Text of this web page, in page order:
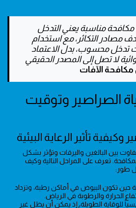
مكافحة مناسبة يعني التدخل
مصادر التكاثر، مع استخدام
تدخل محسوب، بدل الاعتماد
لا تصل إلى المصدر الحقيقي
الآفات
الصراصير وتوقيت
وكيفية تأثير الرعاية البيئية
بين البالغين واليرقات وتؤثر بشكل
تعرف على المراحل التالية وكيف
طور:
حين تكون البيوض في أماكن رطبة، وتزداد
الحرارة والرطوبة في الرياض.
للوقاية الطويلة، إذ يمكن أن يظل غير